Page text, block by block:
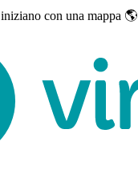
iniziano con una mappa 🌎